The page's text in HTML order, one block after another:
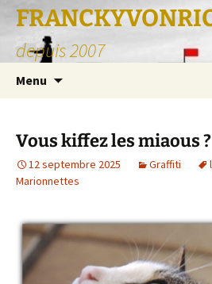
depuis 2007
Menu
Vous kiffez les miaous ?
12 septembre 2025 Graffiti
Marionnettes